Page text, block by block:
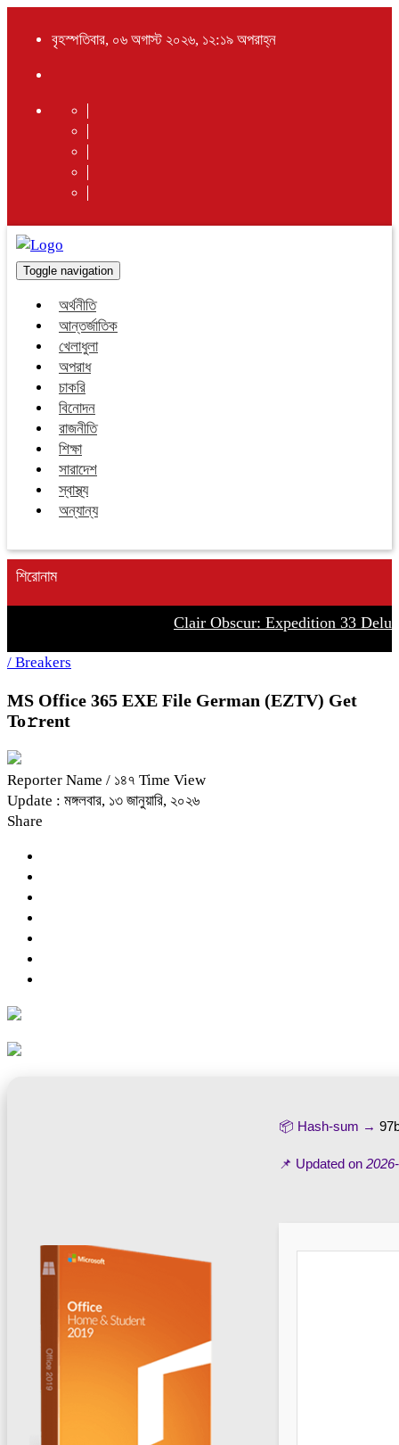
বৃহস্পতিবার, ০৬ অগাস্ট ২০২৬, ১২:১৯ অপরাহ্ন
Toggle navigation
অর্থনীতি
আন্তর্জাতিক
খেলাধুলা
অপরাধ
চাকরি
বিনোদন
রাজনীতি
শিক্ষা
সারাদেশ
স্বাস্থ্য
অন্যান্য
শিরোনাম
Clair Obscur: Expedition 33 Deluxe
/ Breakers
MS Office 365 EXE File German (EZTV) Get
To𝚛rent
Reporter Name / ১৪৭ Time View
Update : মঙ্গলবার, ১৩ জানুয়ারি, ২০২৬
Share
📦 Hash-sum →
📌 Updated on